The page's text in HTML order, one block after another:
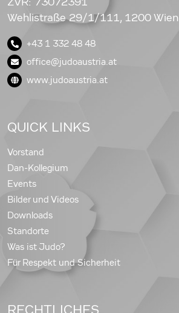
Wehlistraße 29/1/111, 1200 Wien
+43 1 332 48 48
office@judoaustria.at
www.judoaustria.at
QUICK LINKS
Vorstand
Dan-Kollegium
Events
Bilder und Videos
Downloads
Standorte
Was ist Judo?
Für Respekt und Sicherheit
RECHTLICHES